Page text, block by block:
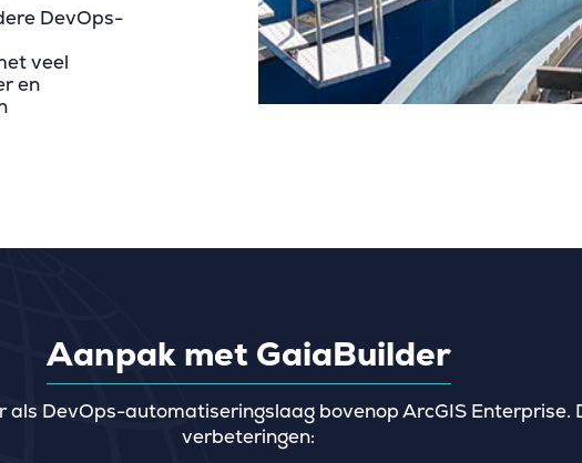
DevOps-
veel
en
Aanpak met GaiaBuilder
DevOps-automatiseringslaag bovenop ArcGIS
verbeteringen: